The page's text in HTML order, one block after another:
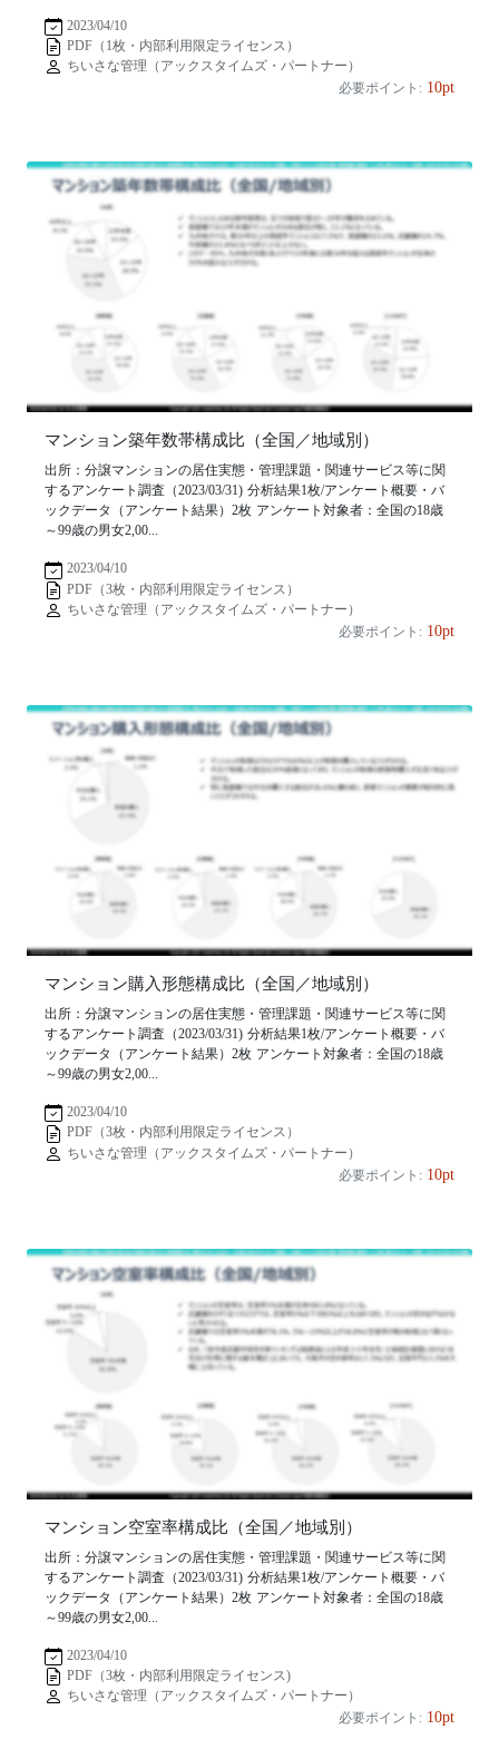
2023/04/10
PDF（1枚・内部利用限定ライセンス）
ちいさな管理（アックスタイムズ・パートナー）
必要ポイント: 10pt
マンション築年数帯構成比（全国／地域別）
出所：分譲マンションの居住実態・管理課題・関連サービス等に関
するアンケート調査（2023/03/31) 分析結果1枚/アンケート概要・バ
ックデータ（アンケート結果）2枚 アンケート対象者：全国の18歳
～99歳の男女2,00...
2023/04/10
PDF（3枚・内部利用限定ライセンス）
ちいさな管理（アックスタイムズ・パートナー）
必要ポイント: 10pt
マンション購入形態構成比（全国／地域別）
出所：分譲マンションの居住実態・管理課題・関連サービス等に関
するアンケート調査（2023/03/31) 分析結果1枚/アンケート概要・バ
ックデータ（アンケート結果）2枚 アンケート対象者：全国の18歳
～99歳の男女2,00...
2023/04/10
PDF（3枚・内部利用限定ライセンス）
ちいさな管理（アックスタイムズ・パートナー）
必要ポイント: 10pt
マンション空室率構成比（全国／地域別）
出所：分譲マンションの居住実態・管理課題・関連サービス等に関
するアンケート調査（2023/03/31) 分析結果1枚/アンケート概要・バ
ックデータ（アンケート結果）2枚 アンケート対象者：全国の18歳
～99歳の男女2,00...
2023/04/10
PDF（3枚・内部利用限定ライセンス)
ちいさな管理（アックスタイムズ・パートナー）
必要ポイント: 10pt